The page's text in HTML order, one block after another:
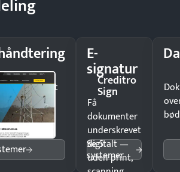
underskrift
ingen
E-
signatur
Creditro
Sign
Få
dokumenter
underskrevet
digitalt —
uden print,
Se 5
systemer